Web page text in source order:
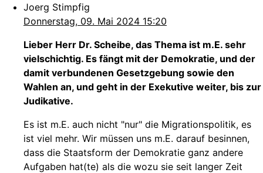
Joerg Stimpfig
Donnerstag, 09. Mai 2024 15:20
Lieber Herr Dr. Scheibe, das Thema ist m.E. sehr
vielschichtig. Es fängt mit der Demokratie, und der
damit verbundenen Gesetzgebung sowie den
Wahlen an, und geht in der Exekutive weiter, bis zur
Judikative.
Es ist m.E. auch nicht "nur" die Migrationspolitik, es
ist viel mehr. Wir müssen uns m.E. darauf besinnen,
dass die Staatsform der Demokratie ganz andere
Aufgaben hat(te) als die wozu sie seit langer Zeit